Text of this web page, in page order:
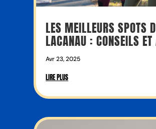
LES MEILLEURS SPOTS
LACANAU : CONSEILS ET
Avr 23, 2025
LIRE PLUS